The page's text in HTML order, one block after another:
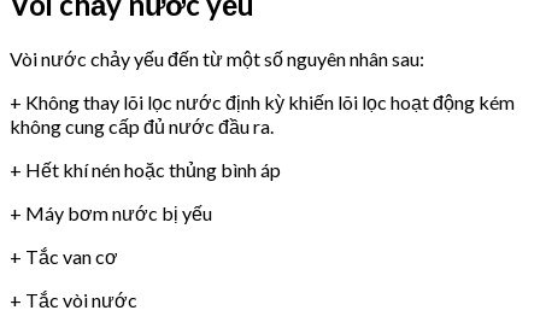
Vòi nước chảy yếu đến từ một số nguyên nhân sau:
+ Không thay lõi lọc nước định kỳ khiến lõi lọc hoạt động kém
không cung cấp đủ nước đầu ra.
+ Hết khí nén hoặc thủng bình áp
+ Máy bơm nước bị yếu
+ Tắc van cơ
+ Tắc vòi nước